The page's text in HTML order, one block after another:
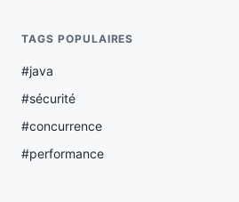
TAGS POPULAIRES
#java
#sécurité
#concurrence
#performance